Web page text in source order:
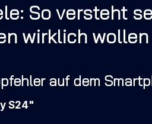
So versteht
wirklich wollen
auf dem
S24"